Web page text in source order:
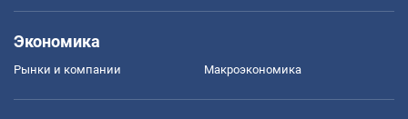
Экономика
Рынки и компании Mакроэкономика